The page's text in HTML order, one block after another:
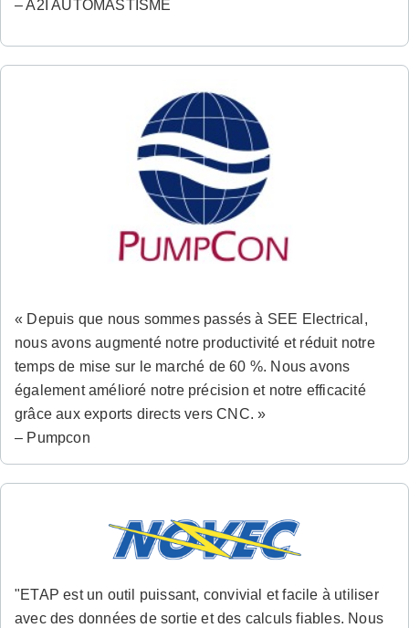
– A2I AUTOMASTISME
« Depuis que nous sommes passés à SEE Electrical,
nous avons augmenté notre productivité et réduit notre
temps de mise sur le marché de 60 %. Nous avons
également amélioré notre précision et notre efficacité
grâce aux exports directs vers CNC. »
– Pumpcon
"ETAP est un outil puissant, convivial et facile à utiliser
avec des données de sortie et des calculs fiables. Nous